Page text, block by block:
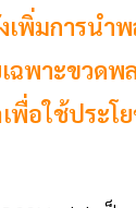
พิ่มการนำ
ฉพาะขวดพ
พื่อใช้ประโ